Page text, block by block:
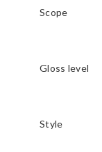
Scope
Gloss level
Style